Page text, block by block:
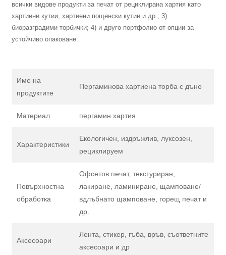
всички видове продукти за печат от рециклирана хартия като
хартиени кутии, хартиени пощенски кутии и др.; 3)
биоразградими торбички; 4) и друго портфолио от опции за
устойчиво опаковане.
Име на
продуктите
Пергаминова хартиена торба с дъно
Материал пергамин хартия
Характеристики
Екологичен, издръжлив, луксозен,
рециклируем
Повърхностна
обработка
Офсетов печат, текстуриран,
лакиране, ламиниране, щамповане/
вдлъбнато щамповане, горещ печат и
др.
Аксесоари
Лента, стикер, гъба, връв, съответните
аксесоари и др